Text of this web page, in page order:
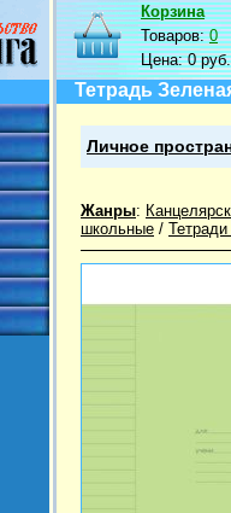
Корзина
Товаров:0
Цена:0 руб.
Тетрадь
Личное
Жанры:
школьные /